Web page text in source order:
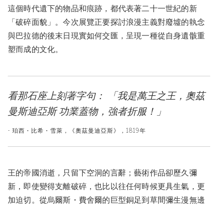
這個時代遺下的物品和痕跡，都代表著二十一世紀的新
「破碎面貌」。今次展覽正要探討浪漫主義對廢墟的執念
與巴拉德的後末日現實如何交匯，呈現一種從自身遺骸重
塑而成的文化。
看那石座上刻著字句： 「我是萬王之王，奧茲
曼斯迪亞斯 功業蓋物，強者折服！」
- 珀西・比希・雪萊，《奧茲曼迪亞斯》，1819年
王的帝國消逝，只留下空洞的言辭；藝術作品卻歷久彌
新，即使變得支離破碎，也比以往任何時候更具生氣，更
加迫切。從烏爾斯・費舍爾的巨型銅足到草間彌生漫無邊